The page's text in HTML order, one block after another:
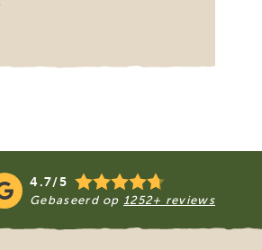
4.7/5
Gebaseerd op1252+ reviews